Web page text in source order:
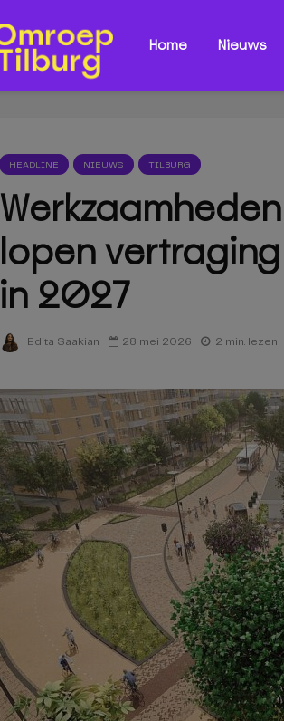
Home Nieuws
HEADLINE NIEUWS TILBURG
lopen
in 2027
Edita Saakian 28 mei 2026 2 min. lezen